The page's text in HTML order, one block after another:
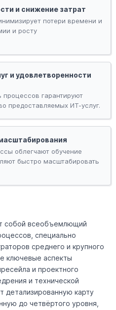
и снижение затрат
потери времени и
и росту
и удовлетворенности
процессов гарантируют
предоставляемых ИТ-услуг.
облегчают обучение
быстро масштабировать
собой всеобъемлющий
специально
среднего и крупного
ключевые аспекты
и проектного
и технической
детализированную карту
до четвёртого уровня,